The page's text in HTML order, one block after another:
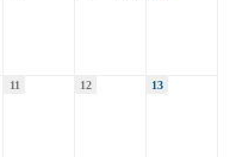
11 12 13